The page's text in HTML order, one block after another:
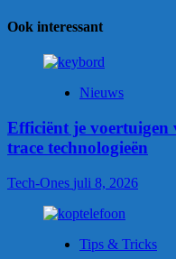
Ook interessant
Nieuws
Efficiënt je voertuigen
trace technologieën
Tech-Ones juli 8, 2026
Tips & Tricks